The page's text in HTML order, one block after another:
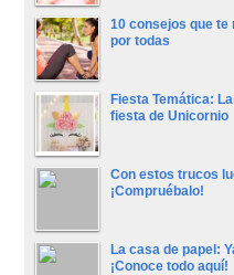
10 consejos que te
por todas
Fiesta Temática:
fiesta de Unicornio
Con estos trucos
¡Compruébalo!
La casa de papel:
¡Conoce todo aquí!